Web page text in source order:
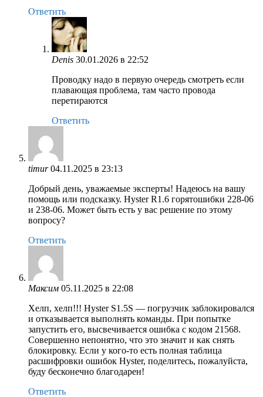
Ответить
Denis 30.01.2026 в 22:52
Проводку надо в первую очередь смотреть если
плавающая проблема, там часто провода
перетираются
Ответить
timur 04.11.2025 в 23:13
Добрый день, уважаемые эксперты! Надеюсь на вашу
помощь или подсказку. Hyster R1.6 горятошибки 228-06
и 238-06. Может быть есть у вас решение по этому
вопросу?
Ответить
Максим 05.11.2025 в 22:08
Хелп, хелп!!! Hyster S1.5S — погрузчик заблокировался
и отказывается выполнять команды. При попытке
запустить его, высвечивается ошибка с кодом 21568.
Совершенно непонятно, что это значит и как снять
блокировку. Если у кого-то есть полная таблица
расшифровки ошибок Hyster, поделитесь, пожалуйста,
буду бесконечно благодарен!
Ответить